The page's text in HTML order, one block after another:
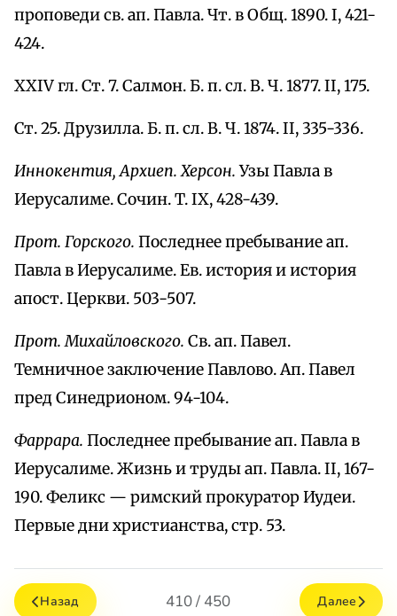
проповеди св. ап. Павла. Чт. в Общ. 1890. I, 421-
424.
XXIV гл. Ст. 7. Салмон. Б. п. сл. В. Ч. 1877. II, 175.
Ст. 25. Друзилла. Б. п. сл. В. Ч. 1874. II, 335-336.
Иннокентия, Архиеп. Херсон.Узы Павла в
Иерусалиме. Сочин. T. IX, 428-439.
Прот. Горского. Последнее пребывание ап.
Павла в Иерусалиме. Ев. история и история
апост. Церкви. 503-507.
Прот. Михайловского. Св. ап. Павел.
Темничное заключение Павлово. Ап. Павел
пред Синедрионом. 94-104.
Фаррара. Последнее пребывание ап. Павла в
Иерусалиме. Жизнь и труды ап. Павла. II, 167-
190. Феликс — римский прокуратор Иудеи.
Первые дни христианства, стр. 53.
Назад 410 / 450 Далее